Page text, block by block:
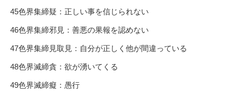
45色界集締疑：正しい事を信じられない
46色界集締邪見：善悪の果報を認めない
47色界集締見取見：自分が正しく他が間違っている
48色界滅締貪：欲が湧いてくる
49色界滅締癡：愚行